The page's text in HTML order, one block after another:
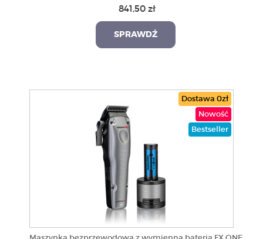
841,50 zł
SPRAWDŹ
Dostawa 0zł
Nowość
Bestseller